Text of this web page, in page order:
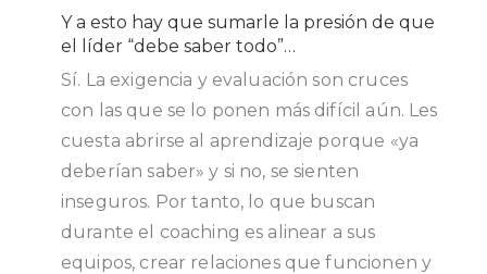
Y a esto hay que sumarle la presión de que
el líder “debe saber todo”…
Sí. La exigencia y evaluación son cruces
con las que se lo ponen más difícil aún. Les
cuesta abrirse al aprendizaje porque «ya
deberían saber» y si no, se sienten
inseguros. Por tanto, lo que buscan
durante el coaching es alinear a sus
equipos, crear relaciones que funcionen y